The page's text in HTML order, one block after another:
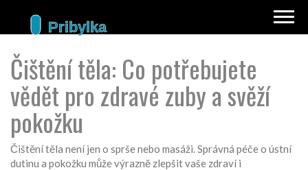
Čištění těla: Co potřebujete
vědět pro zdravé zuby a svěží
pokožku
Čištění těla není jen o sprše nebo masáži. Správná péče o ústní
dutinu a pokožku může výrazně zlepšit vaše zdraví i